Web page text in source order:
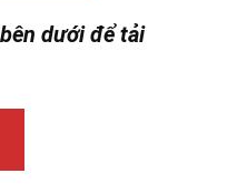
dưới để tải